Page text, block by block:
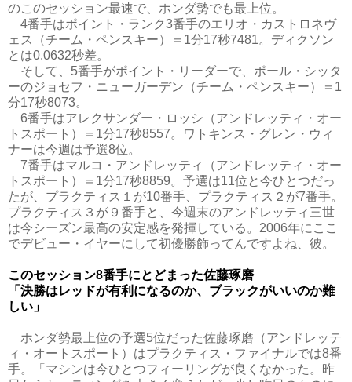
のこのセッション最速で、ホンダ勢でも最上位。
4番手はポイント・ランク3番手のエリオ・カストロネヴ
ェス（チーム・ペンスキー）＝1分17秒7481。ディクソン
とは0.0632秒差。
そして、5番手がポイント・リーダーで、ポール・シッタ
ーのジョセフ・ニューガーデン（チーム・ペンスキー）＝1
分17秒8073。
6番手はアレクサンダー・ロッシ（アンドレッティ・オー
トスポート）＝1分17秒8557。ワトキンス・グレン・ウィ
ナーは今週は予選8位。
7番手はマルコ・アンドレッティ（アンドレッティ・オー
トスポート）＝1分17秒8859。予選は11位と今ひとつだっ
たが、プラクティス１が10番手、プラクティス２が7番手。
プラクティス３が９番手と、今週末のアンドレッティ三世
は今シーズン最高の安定感を発揮している。2006年にここ
でデビュー・イヤーにして初優勝飾ってんですよね、彼。
このセッション8番手にとどまった佐藤琢磨
「決勝はレッドが有利になるのか、ブラックがいいのか難
しい」
ホンダ勢最上位の予選5位だった佐藤琢磨（アンドレッテ
ィ・オートスポート）はプラクティス・ファイナルでは8番
手。「マシンは今ひとつフィーリングが良くなかった。昨